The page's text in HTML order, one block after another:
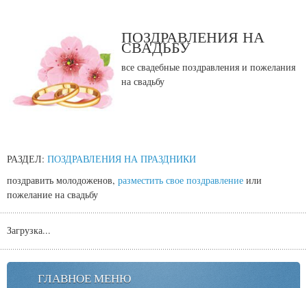
ПОЗДРАВЛЕНИЯ НА
СВАДЬБУ
все свадебные поздравления и пожелания
на свадьбу
РАЗДЕЛ: ПОЗДРАВЛЕНИЯ НА ПРАЗДНИКИ
поздравить молодоженов, разместить свое поздравление или
пожелание на свадьбу
Загрузка...
ГЛАВНОЕ МЕНЮ